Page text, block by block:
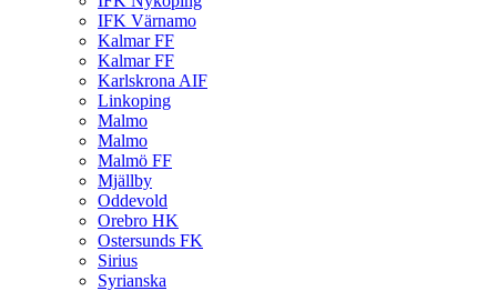
IFK Värnamo
Kalmar FF
Kalmar FF
Karlskrona AIF
Linkoping
Malmo
Malmo
Malmö FF
Mjällby
Oddevold
Orebro HK
Ostersunds FK
Sirius
Syrianska